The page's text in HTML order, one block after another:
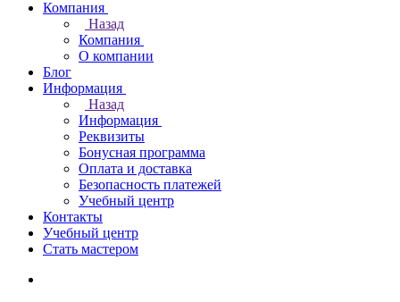
Компания
Назад
Компания
О компании
Блог
Информация
Назад
Информация
Реквизиты
Бонусная программа
Оплата и доставка
Безопасность платежей
Учебный центр
Контакты
Учебный центр
Стать мастером